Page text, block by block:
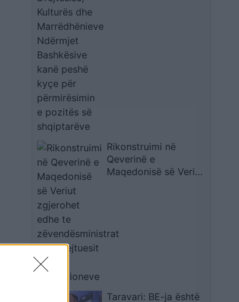
Rikonstruimi në
Qeverinë e
Maqedonisë së Veriut
Taravari: BE-ja është